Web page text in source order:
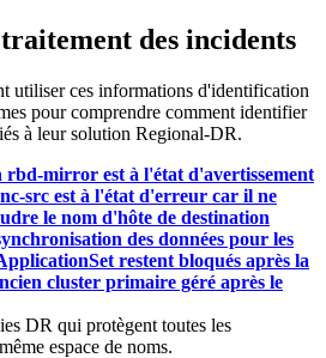
des incidents
utiliser ces informations d'identification
pour comprendre comment identifier
à leur solution Regional-DR.
rbd-mirror est à l'état d'avertissement
src est à l'état d'erreur car il ne
le nom d'hôte de destination
des données pour les
restent bloqués après la
cluster primaire géré après le
DR qui protègent toutes les
espace de noms.